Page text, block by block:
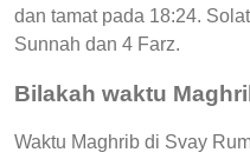
dan tamat pada 18:24.
Sunnah dan 4 Farz.
Bilakah waktu
Waktu Maghrib di Svay